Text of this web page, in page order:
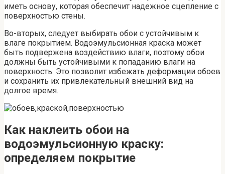
иметь основу, которая обеспечит надежное сцепление с
поверхностью стены.
Во-вторых, следует выбирать обои с устойчивым к
влаге покрытием. Водоэмульсионная краска может
быть подвержена воздействию влаги, поэтому обои
должны быть устойчивыми к попаданию влаги на
поверхность. Это позволит избежать деформации обоев
и сохранить их привлекательный внешний вид на
долгое время.
Как наклеить обои на
водоэмульсионную краску:
определяем покрытие